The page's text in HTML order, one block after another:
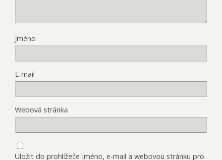
Jméno
E-mail
Webová stránka
Uložit do prohlížeče jméno, e-mail a webovou stránku pro